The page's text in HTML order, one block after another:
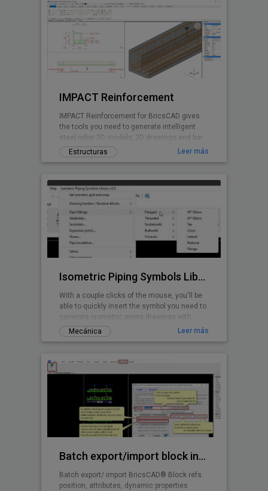
se agilice y tenga un excelente rendimiento.
IMPACT Reinforcement
IMPACT Reinforcement for BricsCAD gives
the tools you need to generate intelligent
steel rebar 3D models; 2D drawings and bar
bending (BBS) schedules.
Estructuras Leer más
Isometric Piping Symbols Library v2.0
With a couple clicks of the mouse, you'll be
able to quickly insert the symbol you need to
generate isometric piping drawings with
ease.Mecánica Leer más
Batch export/import block info to/from Excel
Batch export/ import BricsCAD® Block refs.
position, attributes, dynamic properties